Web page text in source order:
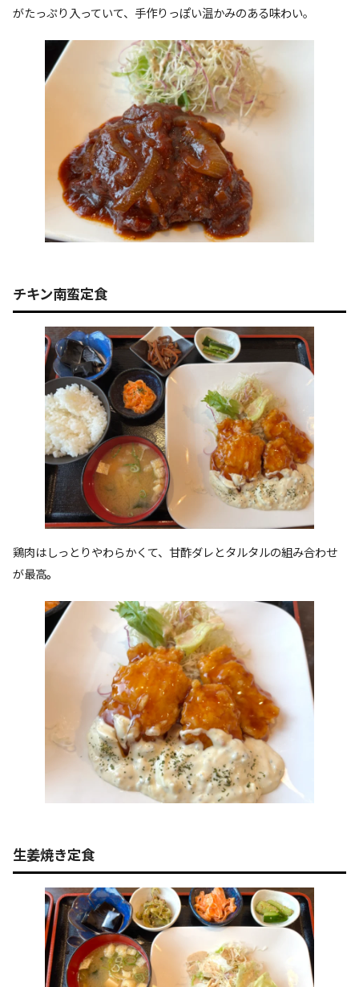
がたっぷり入っていて、手作りっぽい温かみのある味わい。
チキン南蛮定食
鶏肉はしっとりやわらかくて、甘酢ダレとタルタルの組み合わせ
が最高。
生姜焼き定食